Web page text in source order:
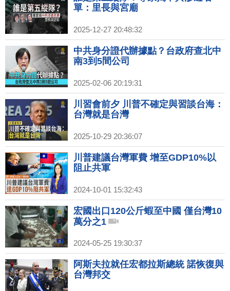
單：里長與宮廟
2025-12-27 20:48:32
中共身分證代辦據點？台政府查北中
南3到5間公司
2025-02-06 20:19:31
川習會前夕 川普不確定與習談台海：
台灣就是台灣
2025-10-29 20:36:07
川普建議台灣軍費 增至GDP10%以
阻止共軍
2024-10-01 15:32:43
宏國出口120公斤蝦至中國 僅台灣10
萬分之1
2024-05-25 19:30:37
阿斯夫拉就任宏都拉斯總統 諾恢復與
台灣邦交